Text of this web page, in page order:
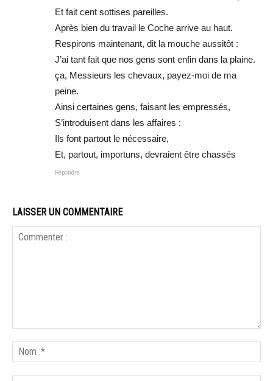
Et fait cent sottises pareilles.
Après bien du travail le Coche arrive au haut.
Respirons maintenant, dit la mouche aussitôt :
J’ai tant fait que nos gens sont enfin dans la plaine.
ça, Messieurs les chevaux, payez-moi de ma
peine.
Ainsi certaines gens, faisant les empressés,
S’introduisent dans les affaires :
Ils font partout le nécessaire,
Et, partout, importuns, devraient être chassés
Répondre
LAISSER UN COMMENTAIRE